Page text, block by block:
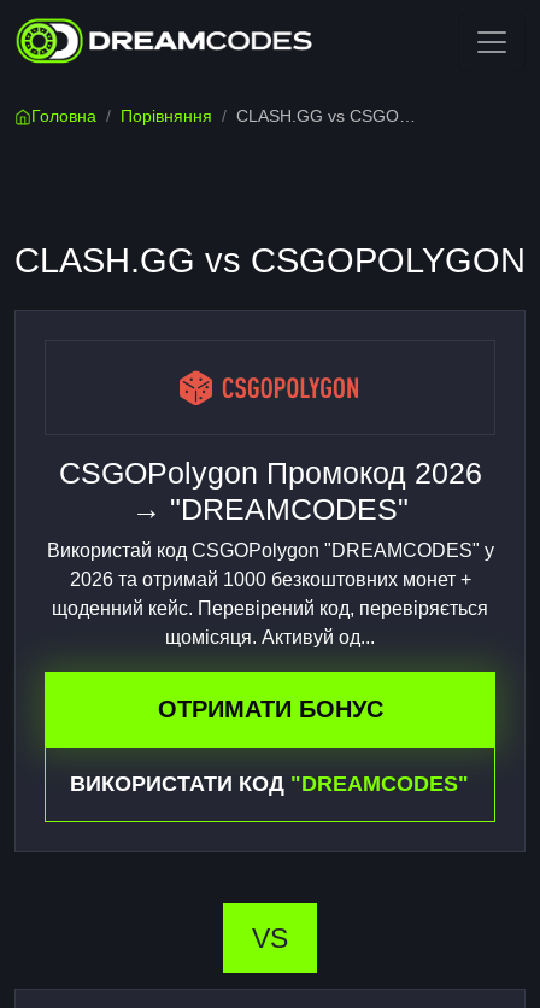
Головна / Порівняння /
CLASH.GG vs CSGOPOLYGON
VS
CSGOPolygon Промокод 2026
→ "DREAMCODES"
Використай код CSGOPolygon "DREAMCODES" у
2026 та отримай 1000 безкоштовних монет +
щоденний кейс. Перевірений код, перевіряється
щомісяця. Активуй од...
ОТРИМАТИ БОНУС
ВИКОРИСТАТИ КОД "DREAMCODES"